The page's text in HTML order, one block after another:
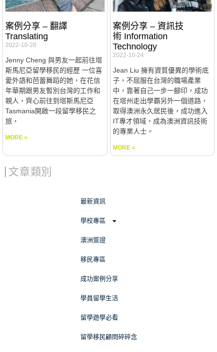
案例分享 – 翻譯
Translating
2022-10-28
Jenny Cheng 與男友一起前往塔
斯馬尼亞留學移民的經歷 一位喜
愛外語和芭蕾舞蹈的她，在花信
年華期跟男友暫別台灣的工作和
親人，齊心前往到塔斯馬尼亞
Tasmania開啟一段留學移民之
旅，
MORE »
案例分享 – 資訊技
術 Information
Technology
2022-10-24
Jean Liu 擁有資質優異的學術底
子，不屈服在台灣的職場產業
中，靠著自己一步一腳印，成功
在塔州走出學霸另外一個道路，
取得澳洲永久居民後，成功進入
IT專才領域，成為澳洲資訊技術
的專業人士。
MORE »
文章類別
最新資訊
學校專區
澳洲簽證
移民專區
成功案例分享
學員留學生活
留學遊學必看
留學移民顧問碎碎念